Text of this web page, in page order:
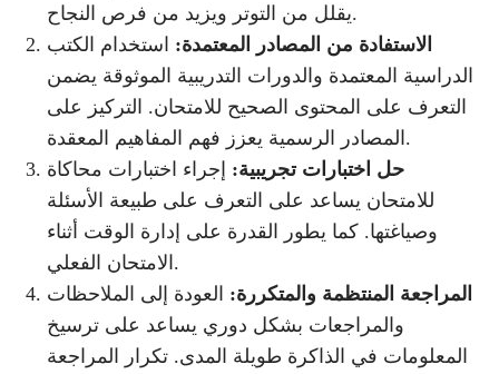
يقلل من التوتر ويزيد من فرص النجاح.
الاستفادة من المصادر المعتمدة: استخدام الكتب
الدراسية المعتمدة والدورات التدريبية الموثوقة يضمن
التعرف على المحتوى الصحيح للامتحان. التركيز على
المصادر الرسمية يعزز فهم المفاهيم المعقدة.
حل اختبارات تجريبية: إجراء اختبارات محاكاة
للامتحان يساعد على التعرف على طبيعة الأسئلة
وصياغتها. كما يطور القدرة على إدارة الوقت أثناء
الامتحان الفعلي.
المراجعة المنتظمة والمتكررة: العودة إلى الملاحظات
والمراجعات بشكل دوري يساعد على ترسيخ
المعلومات في الذاكرة طويلة المدى. تكرار المراجعة